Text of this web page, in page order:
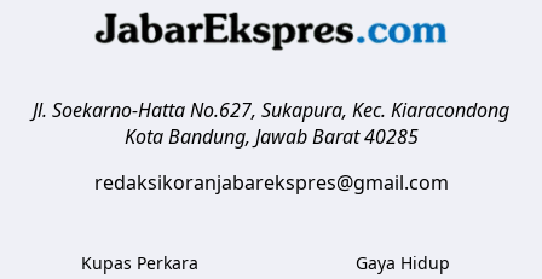
Jl. Soekarno-Hatta No.627, Sukapura, Kec. Kiaracondong
Kota Bandung, Jawab Barat 40285
redaksikoranjabarekspres@gmail.com
Kupas Perkara
Gaya Hidup